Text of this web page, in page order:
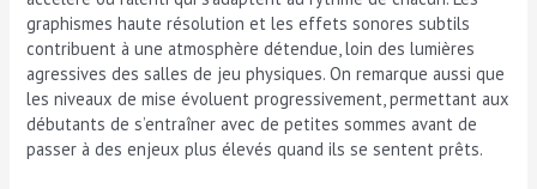
graphismes haute résolution et les effets sonores subtils
contribuent à une atmosphère détendue, loin des lumières
agressives des salles de jeu physiques. On remarque aussi que
les niveaux de mise évoluent progressivement, permettant aux
débutants de s’entraîner avec de petites sommes avant de
passer à des enjeux plus élevés quand ils se sentent prêts.